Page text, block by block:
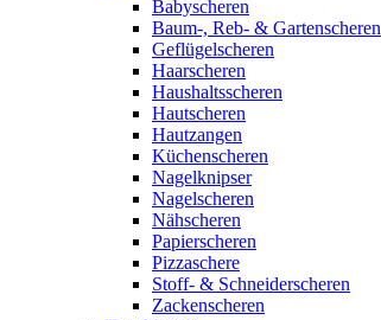
Babyscheren
Baum-, Reb- & Gartenscheren
Geflügelscheren
Haarscheren
Haushaltsscheren
Hautscheren
Hautzangen
Küchenscheren
Nagelknipser
Nagelscheren
Nähscheren
Papierscheren
Pizzaschere
Stoff- & Schneiderscheren
Zackenscheren